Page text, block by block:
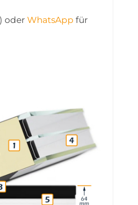
oder WhatsApp für